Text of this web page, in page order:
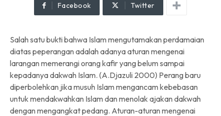
Facebook Twitter
Salah satu bukti bahwa Islam mengutamakan perdamaian
diatas peperangan adalah adanya aturan mengenai
larangan memerangi orang kafir yang belum sampai
kepadanya dakwah Islam. (A.Djazuli 2000) Perang baru
diperbolehkan jika musuh Islam mengancam kebebasan
untuk mendakwahkan Islam dan menolak ajakan dakwah
dengan mengangkat pedang. Aturan-aturan mengenai